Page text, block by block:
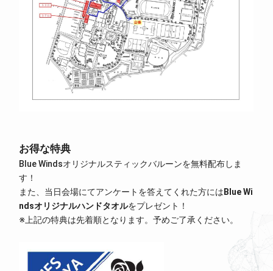
お得な特典
Blue Windsオリジナルスティックバルーンを無料配布しま
す！
また、当日会場にてアンケートを答えてくれた方には Blue Wi
ndsオリジナルハンドタオルをプレゼント！
※上記の特典は先着順となります。予めご了承ください。